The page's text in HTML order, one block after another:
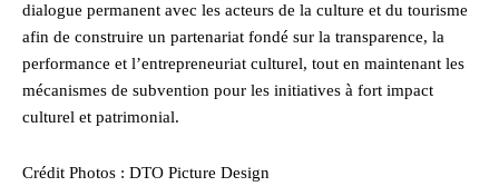
dialogue permanent avec les acteurs de la culture et du tourisme
afin de construire un partenariat fondé sur la transparence, la
performance et l’entrepreneuriat culturel, tout en maintenant les
mécanismes de subvention pour les initiatives à fort impact
culturel et patrimonial.
Crédit Photos : DTO Picture Design